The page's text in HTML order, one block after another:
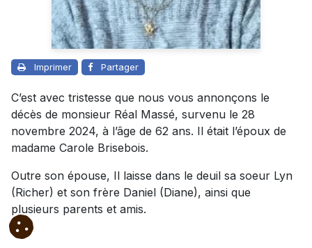
Imprimer Partager
C’est avec tristesse que nous vous annonçons le
décès de monsieur Réal Massé, survenu le 28
novembre 2024, à l’âge de 62 ans. Il était l’époux de
madame Carole Brisebois.
Outre son épouse, Il laisse dans le deuil sa soeur Lyn
(Richer) et son frère Daniel (Diane), ainsi que
plusieurs parents et amis.